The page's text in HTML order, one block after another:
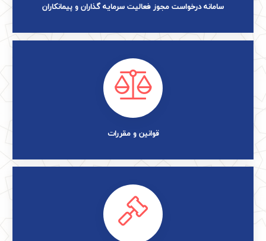
سامانه درخواست مجوز فعالیت سرمایه گذاران و پیمانکاران
قوانین و مقررات